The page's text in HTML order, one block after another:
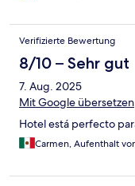
Verifizierte Bewertung
8/10 – Sehr gut
7. Aug. 2025
Mit Google übersetzen
Hotel está perfecto
Carmen, Aufenthalt